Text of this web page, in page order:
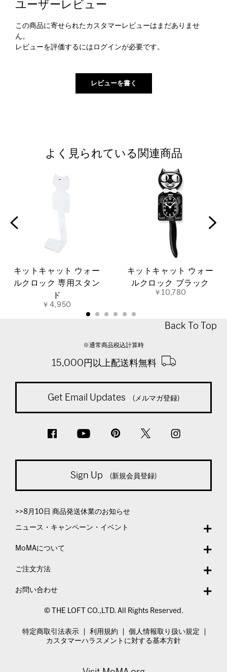
ユーザーレビュー
この商品に寄せられたカスタマーレビューはまだありませ
ん。
レビューを評価するには ログインが必要です。
よく見られている関連商品
キットキャット ウォー
ルクロック 専用スタン
ド
￥4,950
キットキャット ウォー
ルクロック ブラック
￥10,780
Back To Top
※通常商品税込計算時
15,000円以上配送料無料
Get Email Updates (メルマガ登録)
Sign Up (新規会員登録)
>>8月10日 商品発送休業のお知らせ
ニュース・キャンペーン・イベント
MoMAについて
ご注文方法
お問い合わせ
© THE LOFT CO.,LTD. All Rights Reserved.
特定商取引法表示 利用規約
個人情報取り扱い規定
カスタマーハラスメントに対する基本方針